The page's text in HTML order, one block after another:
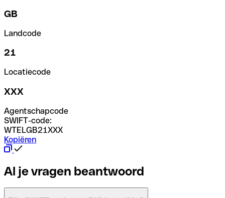
GB
Landcode
21
Locatiecode
XXX
Agentschapcode
SWIFT-code:
WTELGB21XXX
Kopiëren
Al je vragen beantwoord